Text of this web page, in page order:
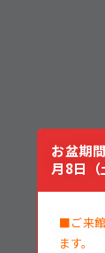
お盆期
月8日（
■ご来
ます。